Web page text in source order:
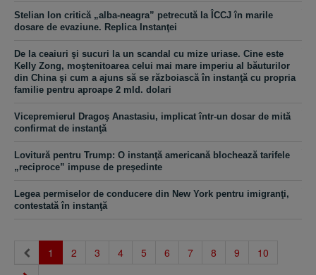
Stelian Ion critică „alba-neagra” petrecută la ÎCCJ în marile
dosare de evaziune. Replica Instanţei
De la ceaiuri şi sucuri la un scandal cu mize uriase. Cine este
Kelly Zong, moştenitoarea celui mai mare imperiu al băuturilor
din China şi cum a ajuns să se războiască în instanţă cu propria
familie pentru aproape 2 mld. dolari
Vicepremierul Dragoş Anastasiu, implicat într-un dosar de mită
confirmat de instanţă
Lovitură pentru Trump: O instanţă americană blochează tarifele
„reciproce” impuse de preşedinte
Legea permiselor de conducere din New York pentru imigranţi,
contestată în instanţă
1 (current)
2 3 4 5 6 7 8 9 10